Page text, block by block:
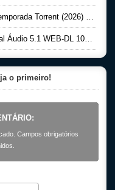
Dual Áudio 5.1 WEB-DL 1080p
5.1 WEB-DL 1080p
o primeiro!
Campos obrigatórios